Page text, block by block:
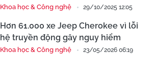
Khoa học & Công nghệ 29/10/2025 12:05
Hơn 61.000 xe Jeep Cherokee vì lỗi
hệ truyền động gây nguy hiểm
Khoa học & Công nghệ 23/05/2026 06:19